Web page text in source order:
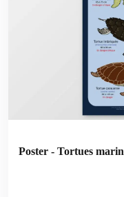
Poster - Tortues